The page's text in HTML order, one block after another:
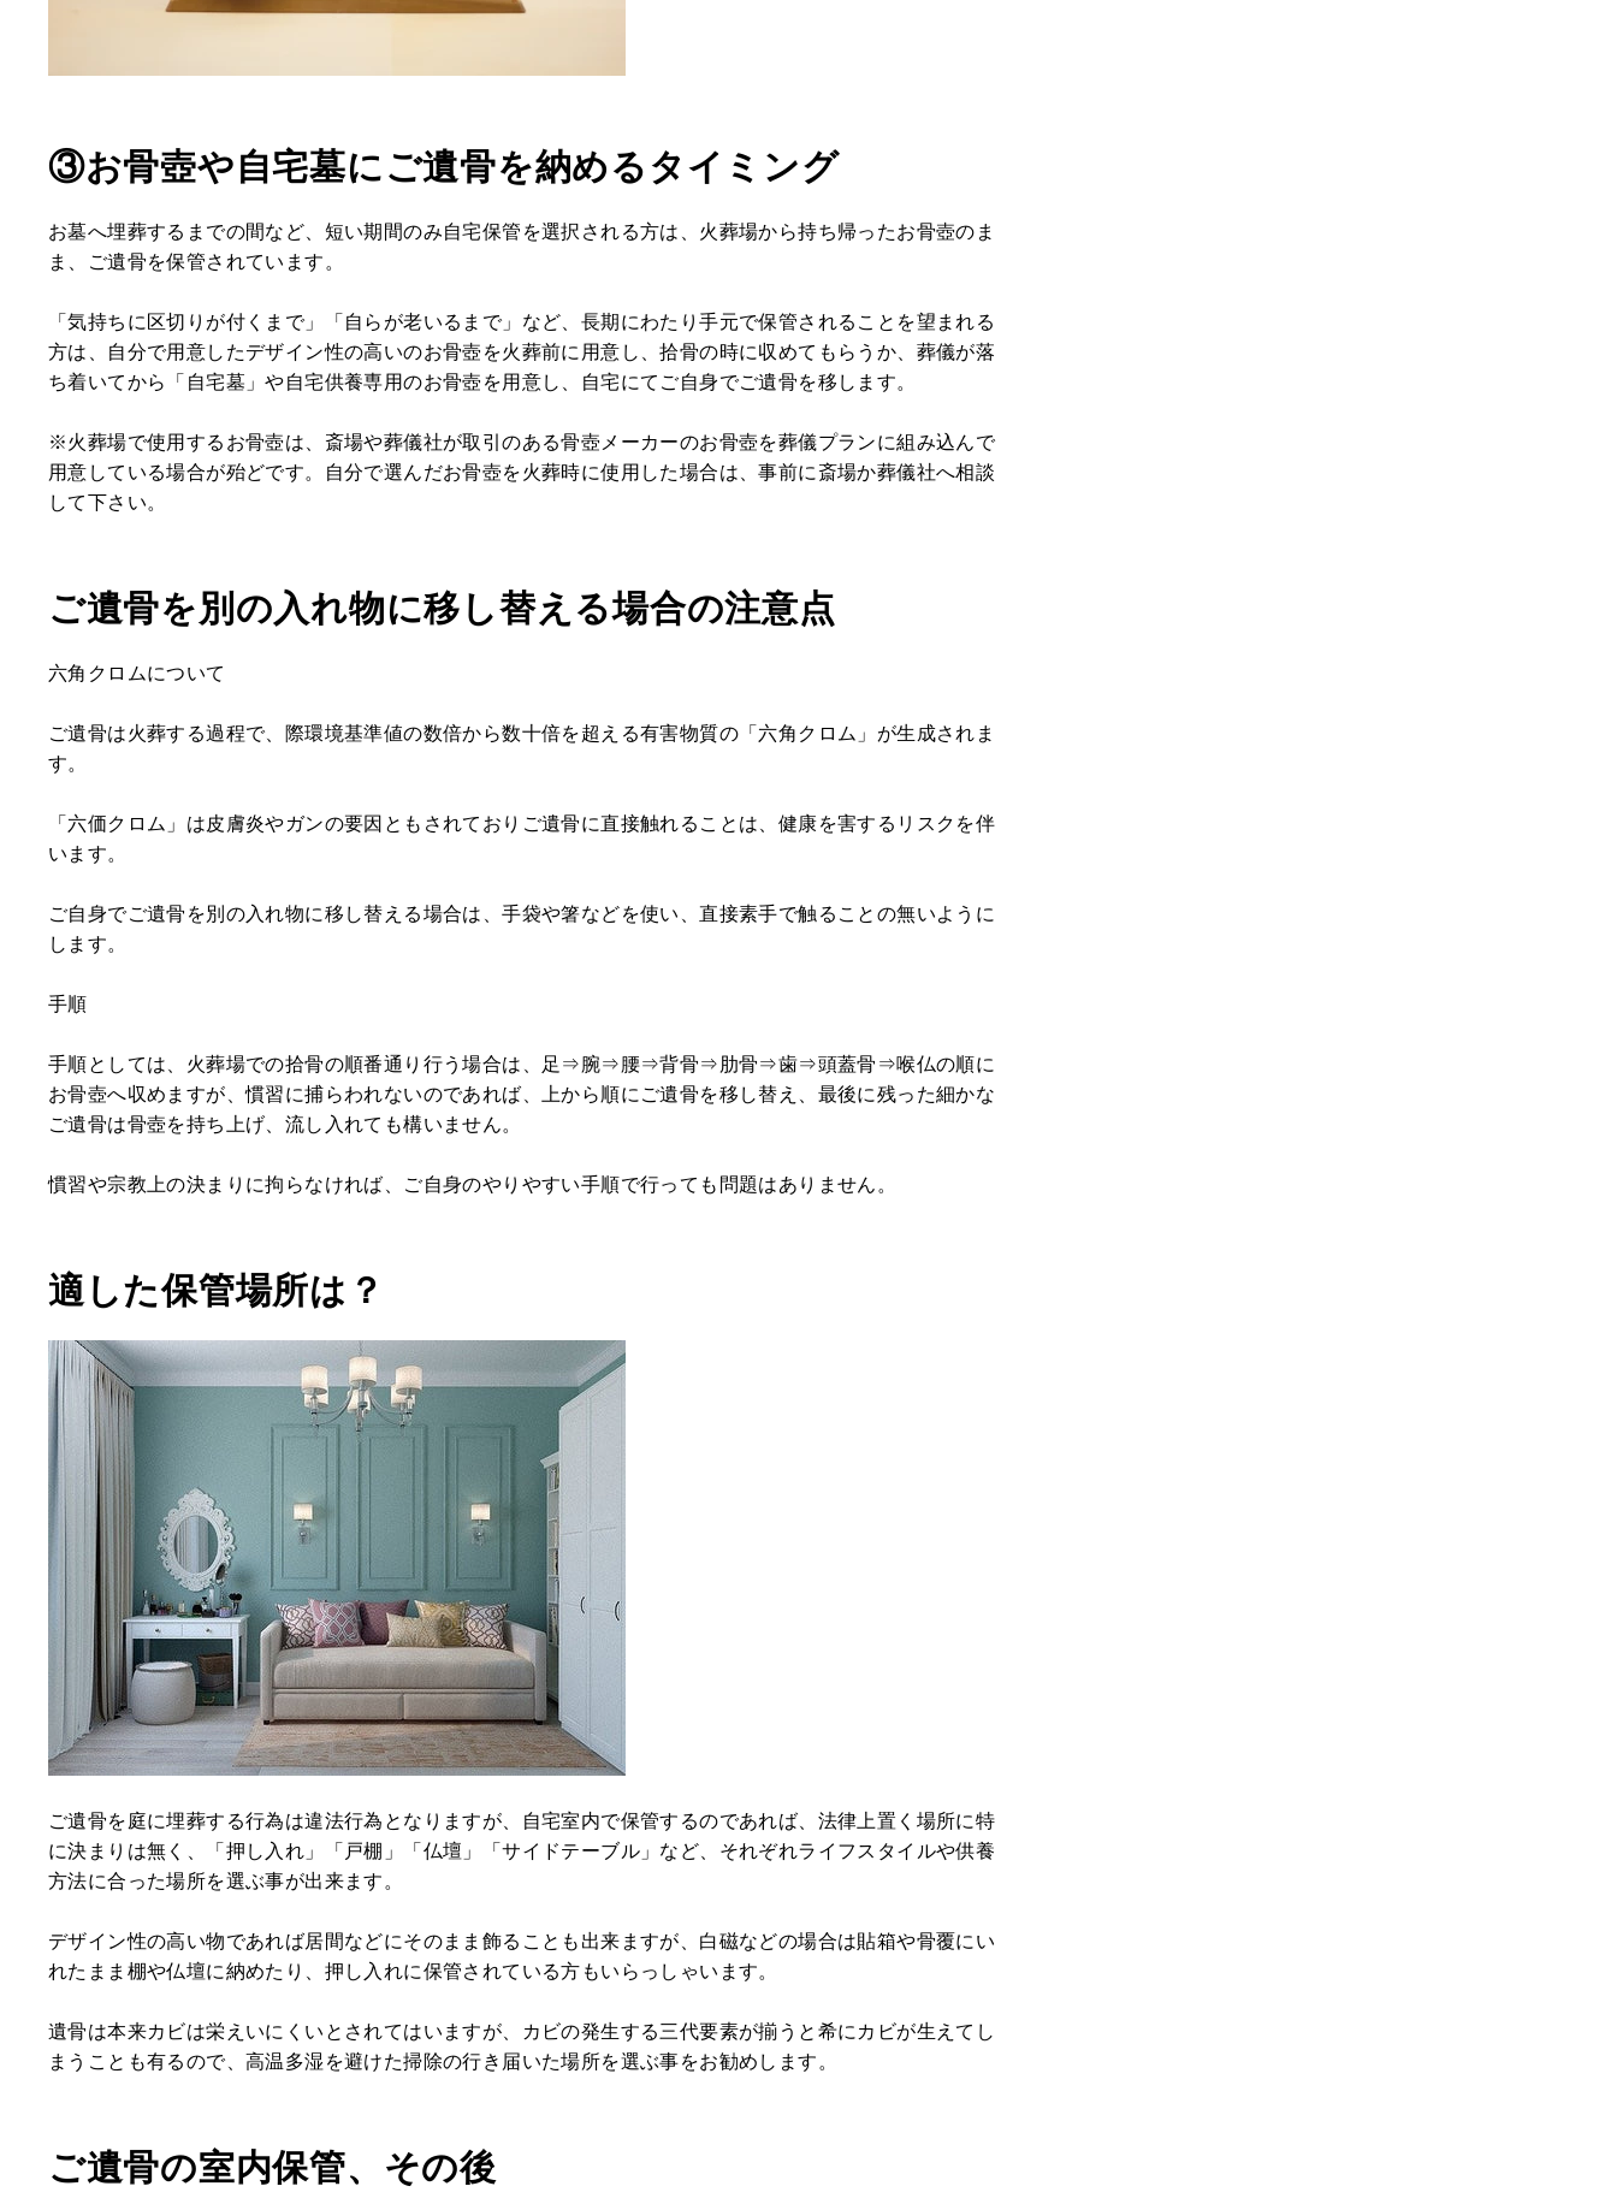
③お骨壺や自宅墓にご遺骨を納めるタイミング
お墓へ埋葬するまでの間など、短い期間のみ自宅保管を選択される方は、火葬場から持ち帰ったお骨壺のま
ま、ご遺骨を保管されています。
「気持ちに区切りが付くまで」「自らが老いるまで」など、長期にわたり手元で保管されることを望まれる
方は、自分で用意したデザイン性の高いのお骨壺を火葬前に用意し、拾骨の時に収めてもらうか、葬儀が落
ち着いてから「自宅墓」や自宅供養専用のお骨壺を用意し、自宅にてご自身でご遺骨を移します。
※火葬場で使用するお骨壺は、斎場や葬儀社が取引のある骨壺メーカーのお骨壺を葬儀プランに組み込んで
用意している場合が殆どです。自分で選んだお骨壺を火葬時に使用した場合は、事前に斎場か葬儀社へ相談
して下さい。
ご遺骨を別の入れ物に移し替える場合の注意点
六角クロムについて
ご遺骨は火葬する過程で、際環境基準値の数倍から数十倍を超える有害物質の「六角クロム」が生成されま
す。
「六価クロム」は皮膚炎やガンの要因ともされておりご遺骨に直接触れることは、健康を害するリスクを伴
います。
ご自身でご遺骨を別の入れ物に移し替える場合は、手袋や箸などを使い、直接素手で触ることの無いように
します。
手順
手順としては、火葬場での拾骨の順番通り行う場合は、足⇒腕⇒腰⇒背骨⇒肋骨⇒歯⇒頭蓋骨⇒喉仏の順に
お骨壺へ収めますが、慣習に捕らわれないのであれば、上から順にご遺骨を移し替え、最後に残った細かな
ご遺骨は骨壺を持ち上げ、流し入れても構いません。
慣習や宗教上の決まりに拘らなければ、ご自身のやりやすい手順で行っても問題はありません。
適した保管場所は？
ご遺骨を庭に埋葬する行為は違法行為となりますが、自宅室内で保管するのであれば、法律上置く場所に特
に決まりは無く、「押し入れ」「戸棚」「仏壇」「サイドテーブル」など、それぞれライフスタイルや供養
方法に合った場所を選ぶ事が出来ます。
デザイン性の高い物であれば居間などにそのまま飾ることも出来ますが、白磁などの場合は貼箱や骨覆にい
れたまま棚や仏壇に納めたり、押し入れに保管されている方もいらっしゃいます。
遺骨は本来カビは栄えいにくいとされてはいますが、カビの発生する三代要素が揃うと希にカビが生えてし
まうことも有るので、 高温多湿を避けた掃除の行き届いた場所を選ぶ事をお勧めします。
ご遺骨の室内保管、その後